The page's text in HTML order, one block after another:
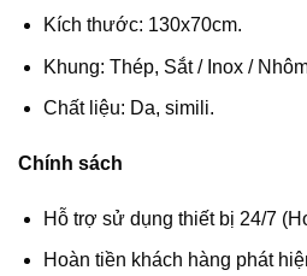
Kích thước: 130x70cm.
Khung: Thép, Sắt / Inox /
Chất liệu: Da, simili.
Chính sách
Hỗ trợ sử dụng thiết bị 24/7
Hoàn tiền khách hàng phát